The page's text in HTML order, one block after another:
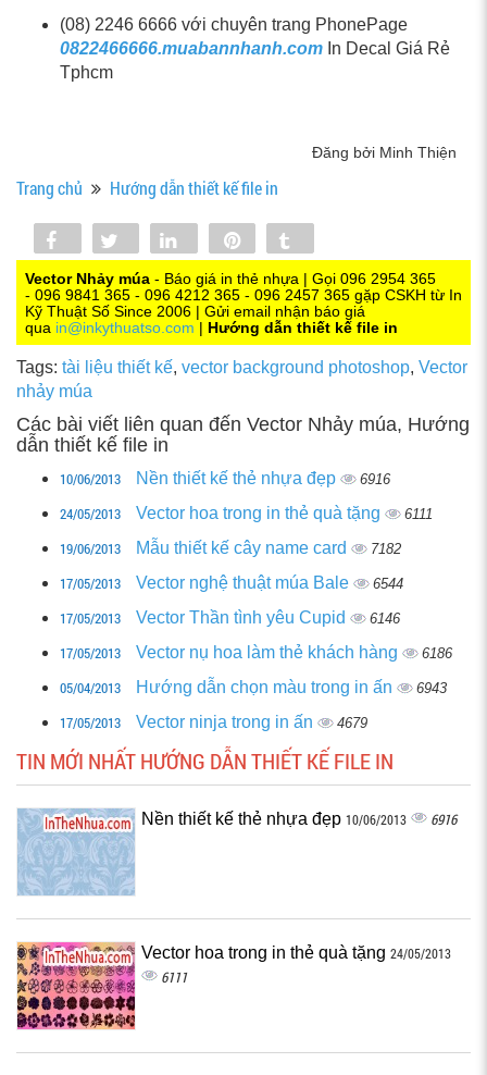
(08) 2246 6666 với chuyên trang PhonePage
0822466666.muabannhanh.com In Decal Giá Rẻ
Tphcm
Đăng bởi Minh Thiện
Trang chủ Hướng dẫn thiết kế file in
Share Tweet Share
0
Vector Nhảy múa - Báo giá in thẻ nhựa | Gọi 096 2954 365
- 096 9841 365 - 096 4212 365 - 096 2457 365 gặp CSKH từ In
Kỹ Thuật Số Since 2006 | Gửi email nhận báo giá
qua in@inkythuatso.com | Hướng dẫn thiết kế file in
Tags: tài liệu thiết kế, vector background photoshop, Vector
nhảy múa
Các bài viết liên quan đến Vector Nhảy múa, Hướng
dẫn thiết kế file in
10/06/2013 Nền thiết kế thẻ nhựa đẹp 6916
24/05/2013 Vector hoa trong in thẻ quà tặng 6111
19/06/2013 Mẫu thiết kế cây name card 7182
17/05/2013 Vector nghệ thuật múa Bale 6544
17/05/2013 Vector Thần tình yêu Cupid 6146
17/05/2013 Vector nụ hoa làm thẻ khách hàng 6186
05/04/2013 Hướng dẫn chọn màu trong in ấn 6943
17/05/2013 Vector ninja trong in ấn 4679
TIN MỚI NHẤT HƯỚNG DẪN THIẾT KẾ FILE IN
Nền thiết kế thẻ nhựa đẹp 10/06/2013 6916
Vector hoa trong in thẻ quà tặng 24/05/2013
6111